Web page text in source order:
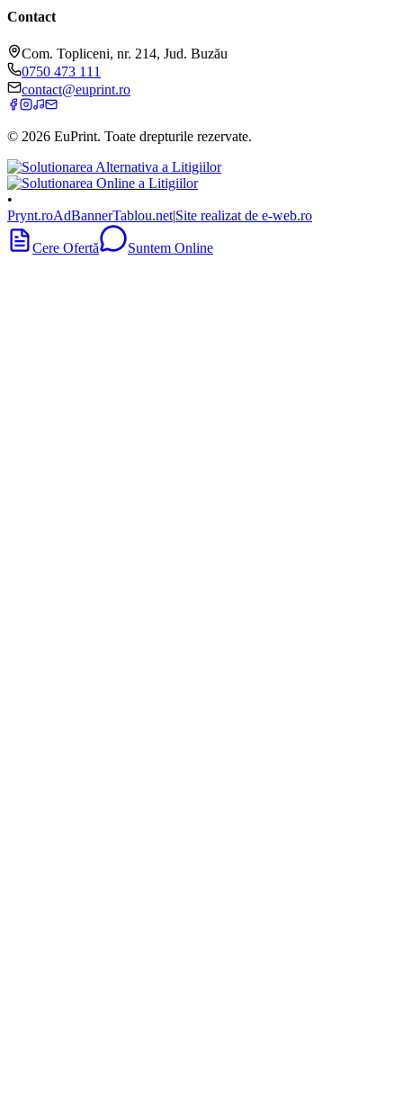
Contact
Com. Topliceni, nr. 214, Jud. Buzău
0750 473 111
contact@euprint.ro
© 2026 EuPrint. Toate drepturile rezervate.
•
Prynt.roAdBannerTablou.net|Site realizat de e-web.ro
Cere Ofertă Suntem Online